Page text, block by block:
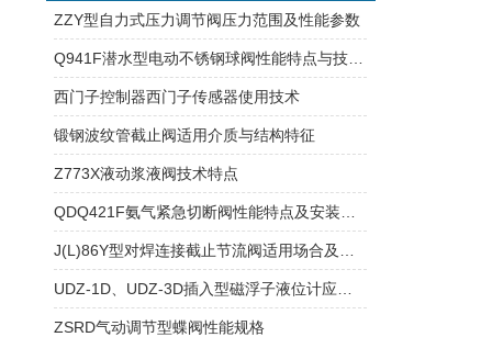
ZZY型自力式压力调节阀压力范围及性能参数
西门子控制器西门子传感器使用技术
锻钢波纹管截止阀适用介质与结构特征
Z773X液动浆液阀技术特点
ZSRD气动调节型蝶阀性能规格